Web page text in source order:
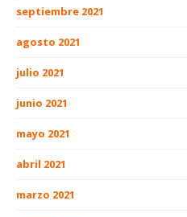
septiembre 2021
agosto 2021
julio 2021
junio 2021
mayo 2021
abril 2021
marzo 2021